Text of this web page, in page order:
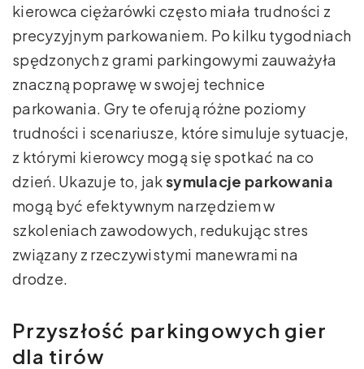
kierowca ciężarówki często miała trudności z
precyzyjnym parkowaniem. Po kilku tygodniach
spędzonych z grami parkingowymi zauważyła
znaczną poprawę w swojej technice
parkowania. Gry te oferują różne poziomy
trudności i scenariusze, które simuluje sytuacje,
z którymi kierowcy mogą się spotkać na co
dzień. Ukazuje to, jaksymulacje parkowania
mogą być efektywnym narzędziem w
szkoleniach zawodowych, redukując stres
związany z rzeczywistymi manewrami na
drodze.
Przyszłość parkingowych gier
dla tirów